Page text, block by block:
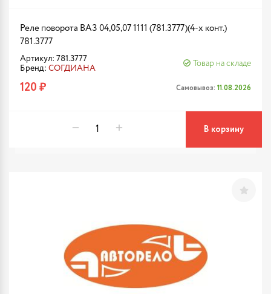
Реле поворота ВАЗ 04,05,07 1111 (781.3777)(4-х конт.)
781.3777
Артикул: 781.3777
Бренд: СОГДИАНА
Товар на складе
120 ₽ Самовывоз: 11.08.2026
В корзину